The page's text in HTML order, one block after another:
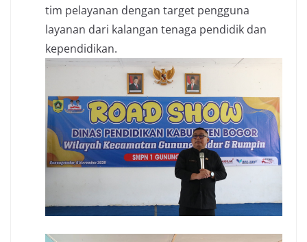
tim pelayanan dengan target pengguna
layanan dari kalangan tenaga pendidik dan
kependidikan.